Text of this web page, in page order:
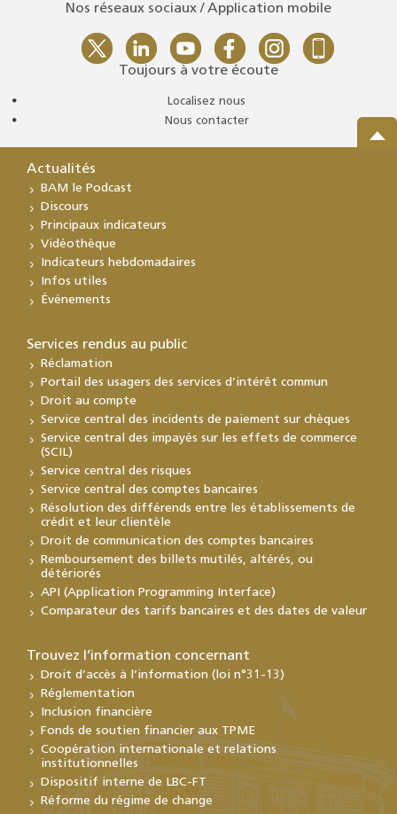
Nos réseaux sociaux / Application mobile
Toujours à votre écoute
Localisez nous
Nous contacter
Actualités
BAM le Podcast
Discours
Principaux indicateurs
Vidéothèque
Indicateurs hebdomadaires
Infos utiles
Événements
Services rendus au public
Réclamation
Portail des usagers des services d’intérêt commun
Droit au compte
Service central des incidents de paiement sur chèques
Service central des impayés sur les effets de commerce
(SCIL)
Service central des risques
Service central des comptes bancaires
Résolution des différends entre les établissements de
crédit et leur clientèle
Droit de communication des comptes bancaires
Remboursement des billets mutilés, altérés, ou
détériorés
API (Application Programming Interface)
Comparateur des tarifs bancaires et des dates de valeur
Trouvez l’information concernant
Droit d’accès à l’information (loi n°31-13)
Réglementation
Inclusion financière
Fonds de soutien financier aux TPME
Coopération internationale et relations
institutionnelles
Dispositif interne de LBC-FT
Réforme du régime de change